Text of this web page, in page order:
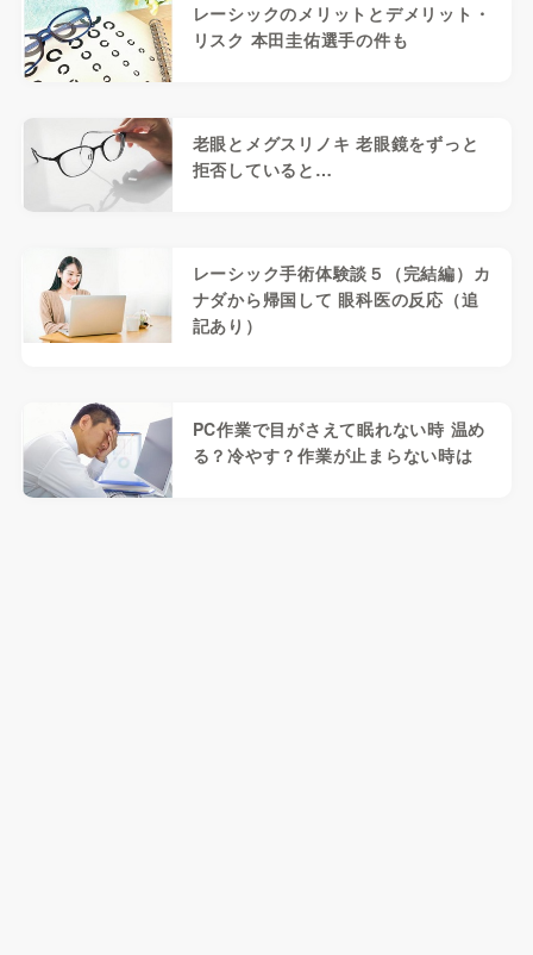
レーシックのメリットとデメリット・
リスク 本田圭佑選手の件も
老眼とメグスリノキ 老眼鏡をずっと
拒否していると…
レーシック手術体験談５（完結編）カ
ナダから帰国して 眼科医の反応（追
記あり）
PC作業で目がさえて眠れない時 温め
る？冷やす？作業が止まらない時は